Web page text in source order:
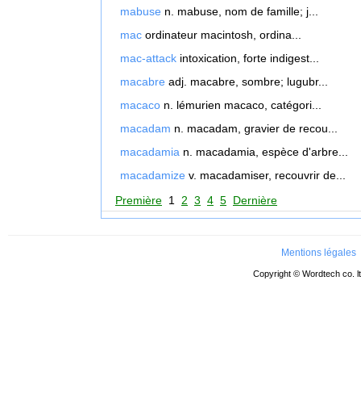
mabuse n. mabuse, nom de famille; j...
mac ordinateur macintosh, ordina...
mac-attack intoxication, forte indigest...
macabre adj. macabre, sombre; lugubr...
macaco n. lémurien macaco, catégori...
macadam n. macadam, gravier de recou...
macadamia n. macadamia, espèce d'arbre...
macadamize v. macadamiser, recouvrir de...
Première 1 2 3 4 5 Dernière
Mentions légales
Copyright © Wordtech co.